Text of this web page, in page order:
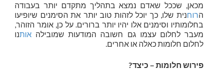
מכאן, שככל שאדם נמצא בתהליך מתקדם יותר בעבודה
הרוחנית שלו, כך יוכל לזהות טוב יותר את הסימנים שיופיעו
בחלומותיו וסימנים אלו יהיו יותר ברורים. על כן, אומר הזוהר,
מעבר לחלום עצמו גם חשובה המודעות שמובילה אותנו
לחלום חלומות כאלה או אחרים.
פירוש חלומות – כיצד?